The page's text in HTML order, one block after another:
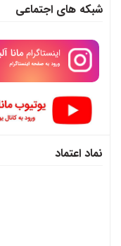
شبکه های اجتماعی
نماد اعتماد